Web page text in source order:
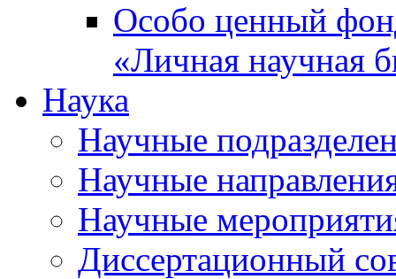
Особо ценный
«Личная научная
Наука
Научные
Научные
Научные
Диссертационный